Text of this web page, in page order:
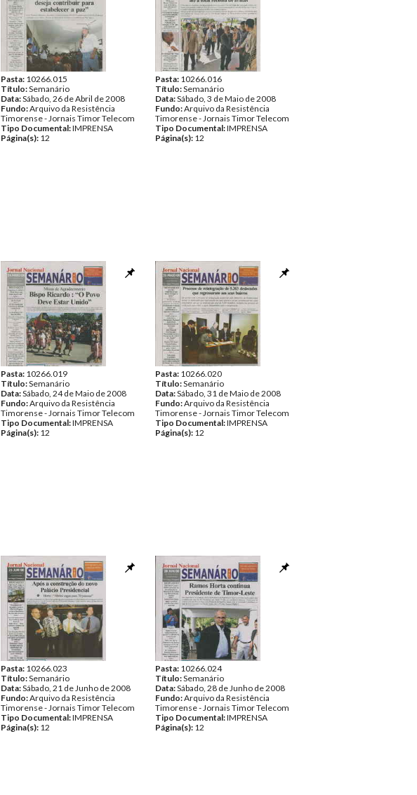
Pasta: 10266.015
Título:Semanário
Data:Sábado, 26 de Abril de 2008
Fundo:Arquivo da Resistência
Timorense - Jornais Timor Telecom
Tipo Documental:IMPRENSA
Página(s): 12
Pasta: 10266.016
Título:Semanário
Data:Sábado, 3 de Maio de 2008
Fundo:Arquivo da Resistência
Timorense - Jornais Timor Telecom
Tipo Documental:IMPRENSA
Página(s): 12
Pasta: 10266.019
Título:Semanário
Data:Sábado, 24 de Maio de 2008
Fundo:Arquivo da Resistência
Timorense - Jornais Timor Telecom
Tipo Documental:IMPRENSA
Página(s): 12
Pasta: 10266.020
Título:Semanário
Data:Sábado, 31 de Maio de 2008
Fundo:Arquivo da Resistência
Timorense - Jornais Timor Telecom
Tipo Documental:IMPRENSA
Página(s): 12
Pasta: 10266.023
Título:Semanário
Data:Sábado, 21 de Junho de 2008
Fundo:Arquivo da Resistência
Timorense - Jornais Timor Telecom
Tipo Documental:IMPRENSA
Página(s): 12
Pasta: 10266.024
Título:Semanário
Data:Sábado, 28 de Junho de 2008
Fundo:Arquivo da Resistência
Timorense - Jornais Timor Telecom
Tipo Documental:IMPRENSA
Página(s): 12